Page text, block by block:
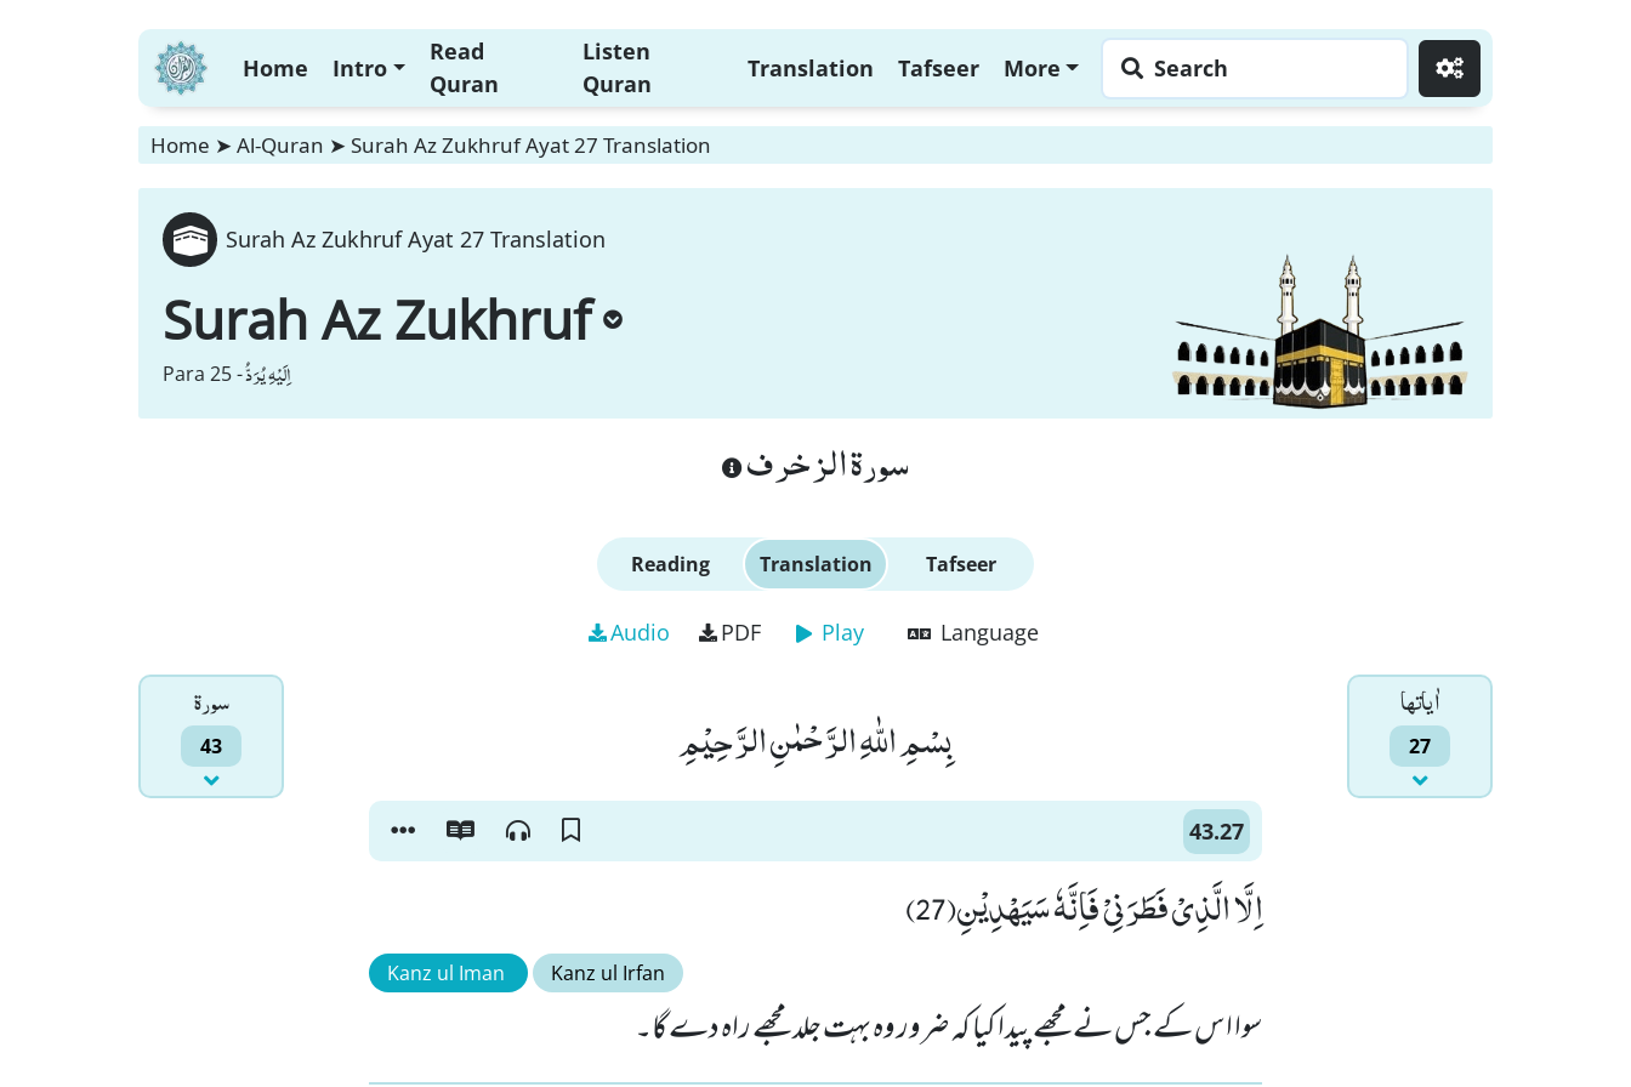
Home Intro
Read
Quran
Listen
Quran
Translation Tafseer More Search
Home ➤ Al-Quran ➤ Surah Az Zukhruf Ayat 27 Translation
Surah Az Zukhruf Ayat 27 Translation
Surah Az Zukhruf
Para 25 -اِلَیْهِ یُرَدُّ
سورة الزخرف
Reading Translation Tafseer
Audio PDF Play Language
سورۃ
43
اٰياتها
27 بِسْمِ اللّٰهِ الرَّحْمٰنِ الرَّحِیْمِ
43.27
اِلَّا الَّذِیْ فَطَرَنِیْ فَاِنَّهٗ سَیَهْدِیْنِ(27)
Kanz ul Iman Kanz ul Irfan
سوا اس کے جس نے مجھے پیدا کیا کہ ضرور وہ بہت جلد مجھے راہ دے گا۔